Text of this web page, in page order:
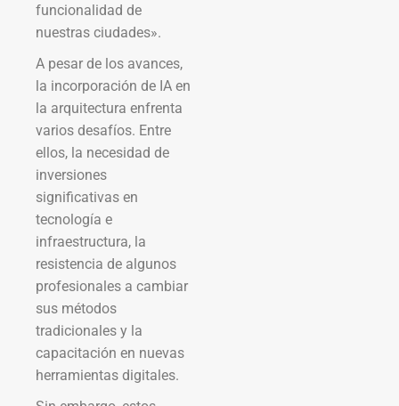
funcionalidad de
nuestras ciudades».
A pesar de los avances,
la incorporación de IA en
la arquitectura enfrenta
varios desafíos. Entre
ellos, la necesidad de
inversiones
significativas en
tecnología e
infraestructura, la
resistencia de algunos
profesionales a cambiar
sus métodos
tradicionales y la
capacitación en nuevas
herramientas digitales.